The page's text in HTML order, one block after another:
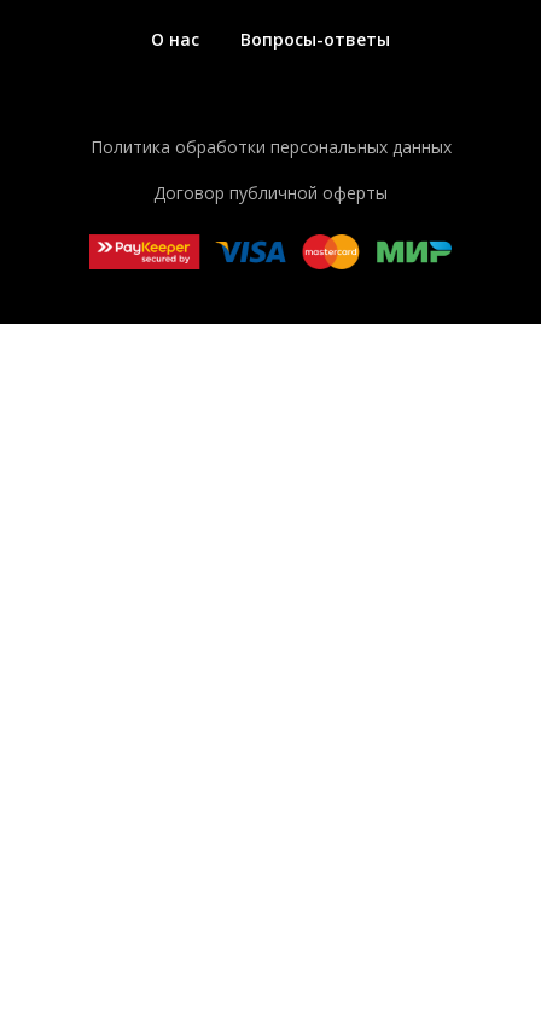
О нас Вопросы-ответы
Политика обработки персональных данных
Договор публичной оферты